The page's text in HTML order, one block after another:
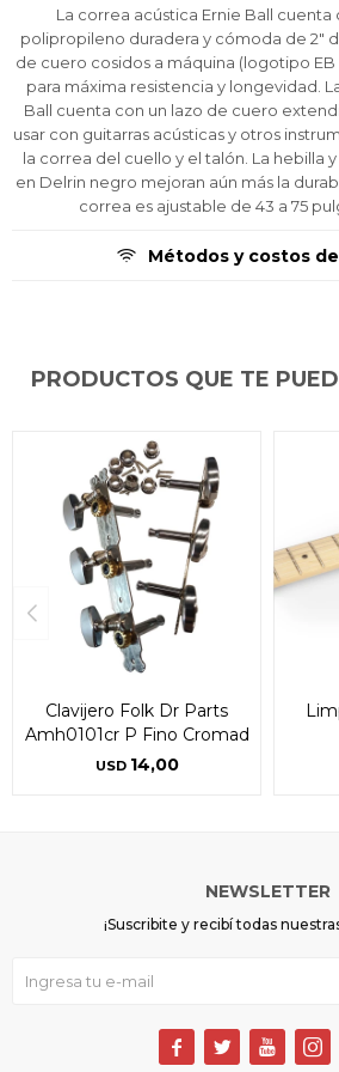
La correa acústica Ernie Ball
polipropileno duradera y cómoda de 2"
de cuero cosidos a máquina (logotipo
para máxima resistencia y longevidad.
Ball cuenta con un lazo de cuero
usar con guitarras acústicas y otros
la correa del cuello y el talón. La hebilla
en Delrin negro mejoran aún más la
correa es ajustable de 43 a 75
Métodos y costos
PRODUCTOS QUE TE
Clavijero Folk Dr Parts
Amh0101cr P Fino Cromad
USD 14,00
Celular
Fecha de nacimiento
Día Mes Año
Continuar
¡Tenés hasta
para comprar en
prefieras!
Elegí tus productos
Elegís Pago Después como
* sujeto a aprobación crediticia. El
puede variar por
el inconveniente, por
contactanos en
Por favor intenta
NEWSLETTER
¡Suscribite y recibí todas
   
Celular
Fecha de nacimiento
Día Mes Año
Continuar
¡Tenés hasta
para comprar en
prefieras!
Elegí tus productos
Elegís Pago Después como
* sujeto a aprobación crediticia. El
puede variar por
el inconveniente, por
contactanos en
Por favor intenta
Celular
Fecha de nacimiento
Día Mes Año
Continuar
¡Tenés hasta
para comprar en
prefieras!
Elegí tus productos
Elegís Pago Después como
* sujeto a aprobación crediticia. El
puede variar por
el inconveniente, por
contactanos en
Por favor intenta